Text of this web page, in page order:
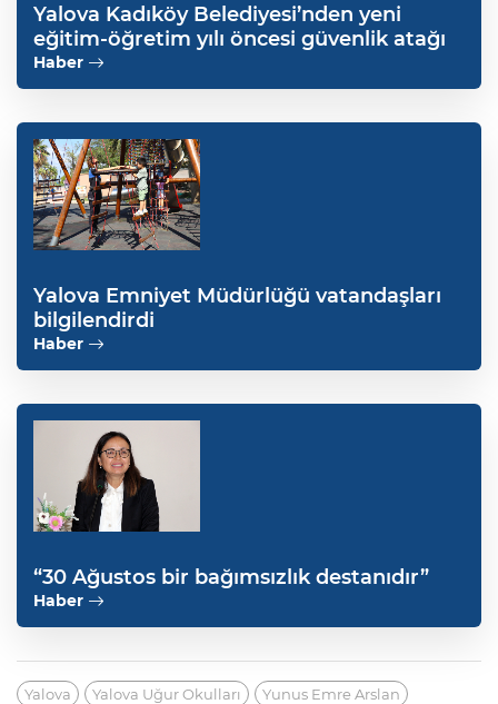
Yalova Kadıköy Belediyesi’nden yeni
eğitim-öğretim yılı öncesi güvenlik atağı
Haber
Yalova Emniyet Müdürlüğü vatandaşları
bilgilendirdi
Haber
“30 Ağustos bir bağımsızlık destanıdır”
Haber
Yalova Yalova Uğur Okulları Yunus Emre Arslan